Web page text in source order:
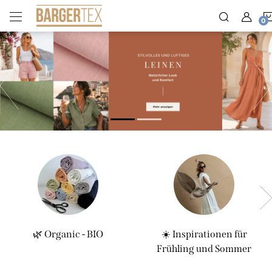
Inhalt
springen
W
i
l
l
k
Zurück
🌿 Organic - BIO
☀️ Inspirationen für
Frühling und Sommer